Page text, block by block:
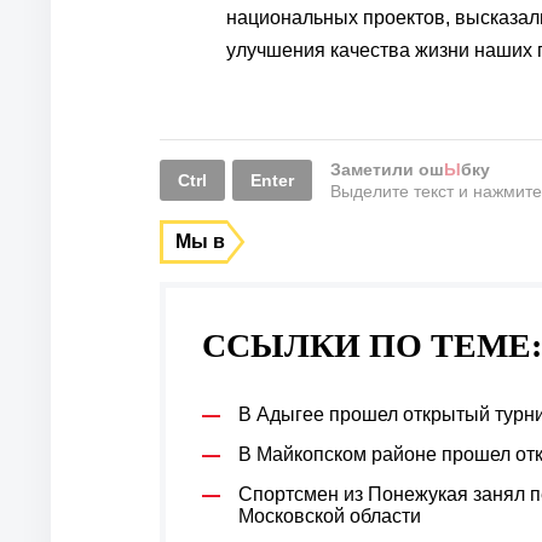
национальных проектов,
улучшения качества жизни наших
Ctrl Enter
Заметили ошЫбку
Выделите текст и
Мы в
ССЫЛКИ ПО ТЕМЕ:
В Адыгее прошел открытый
В Майкопском районе прошел
Спортсмен из Понежукая занял
Московской области